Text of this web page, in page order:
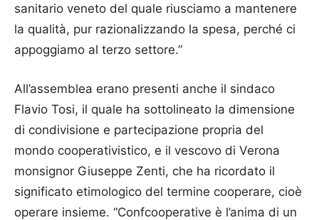
sanitario veneto del quale riusciamo a mantenere
la qualità, pur razionalizzando la spesa, perché ci
appoggiamo al terzo settore.”
All’assemblea erano presenti anche il sindaco
Flavio Tosi, il quale ha sottolineato la dimensione
di condivisione e partecipazione propria del
mondo cooperativistico, e il vescovo di Verona
monsignor Giuseppe Zenti, che ha ricordato il
significato etimologico del termine cooperare, cioè
operare insieme. “Confcooperative è l’anima di un